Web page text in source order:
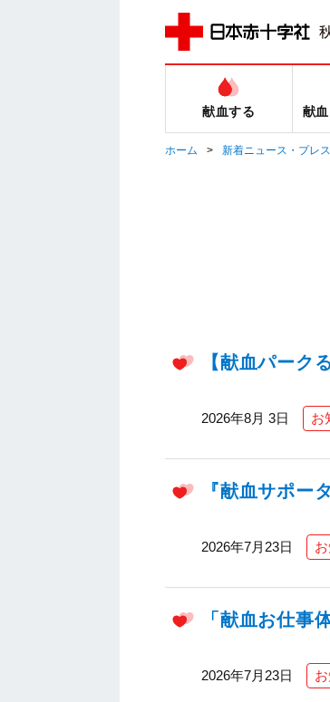
献血する 献
ホーム 新着ニュース・プレ
【献血パーク
2026年8月 3日 お
『献血サポー
2026年7月23日
「献血お仕事
2026年7月23日